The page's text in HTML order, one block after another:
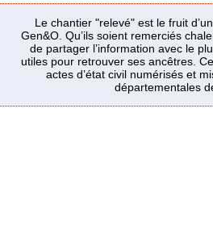
Le chantier "relevé" est le fruit
Gen&O. Qu’ils soient remerciés
de partager l’information avec le
utiles pour retrouver ses ancêtres.
actes d’état civil numérisés et
départementales